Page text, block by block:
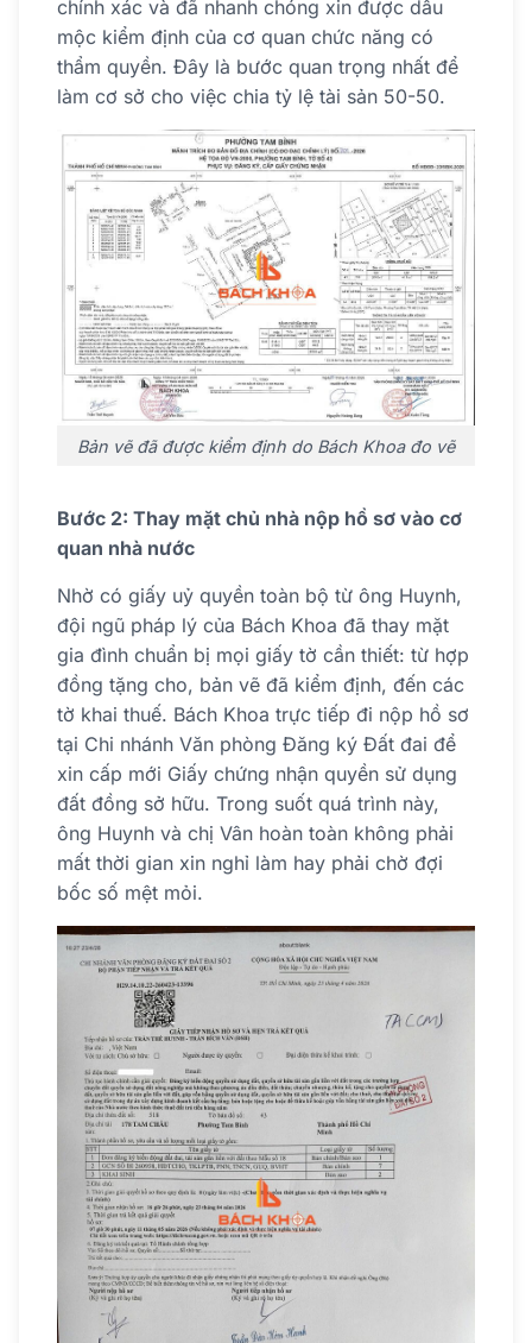
chính xác và đã nhanh chóng xin được dấu
mộc kiểm định của cơ quan chức năng có
thẩm quyền. Đây là bước quan trọng nhất để
làm cơ sở cho việc chia tỷ lệ tài sản 50-50.
Bản vẽ đã được kiểm định do Bách Khoa đo vẽ
Bước 2: Thay mặt chủ nhà nộp hồ sơ vào cơ
quan nhà nước
Nhờ có giấy uỷ quyền toàn bộ từ ông Huynh,
đội ngũ pháp lý của Bách Khoa đã thay mặt
gia đình chuẩn bị mọi giấy tờ cần thiết: từ hợp
đồng tặng cho, bản vẽ đã kiểm định, đến các
tờ khai thuế. Bách Khoa trực tiếp đi nộp hồ sơ
tại Chi nhánh Văn phòng Đăng ký Đất đai để
xin cấp mới Giấy chứng nhận quyền sử dụng
đất đồng sở hữu. Trong suốt quá trình này,
ông Huynh và chị Vân hoàn toàn không phải
mất thời gian xin nghỉ làm hay phải chờ đợi
bốc số mệt mỏi.